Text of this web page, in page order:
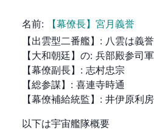
名前:
【幕僚長】宮月義誉
【出雲型二番艦】 : 八雲は義
【大和朝廷】の: 兵部殿参司
【幕僚副長】 : 志村忠宗
【総参謀】 : 喜連寺時通
【幕僚補給統監】 : 井伊原利房
以下は宇宙艦隊概要